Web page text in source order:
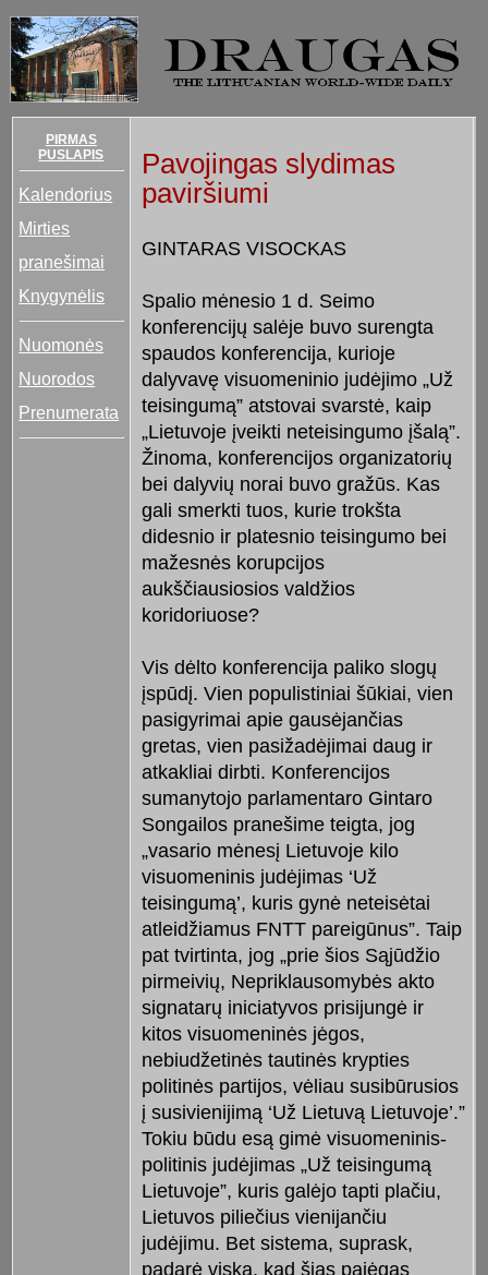
PIRMAS
PUSLAPIS
Kalendorius
Mirties
pranešimai
Knygynėlis
Nuomonės
Nuorodos
Prenumerata
Pavojingas slydimas
paviršiumi
GINTARAS VISOCKAS
Spalio mėnesio 1 d. Seimo
konferencijų salėje buvo surengta
spaudos konferencija, kurioje
dalyvavę visuomeninio judėjimo „Už
teisingumą” atstovai svarstė, kaip
„Lietuvoje įveikti neteisingumo įšalą”.
Žinoma, konferencijos organizatorių
bei dalyvių norai buvo gražūs. Kas
gali smerkti tuos, kurie trokšta
didesnio ir platesnio teisingumo bei
mažesnės korupcijos
aukščiausiosios valdžios
koridoriuose?
Vis dėlto konferencija paliko slogų
įspūdį. Vien populistiniai šūkiai, vien
pasigyrimai apie gausėjančias
gretas, vien pasižadėjimai daug ir
atkakliai dirbti. Konferencijos
sumanytojo parlamentaro Gintaro
Songailos pranešime teigta, jog
„vasario mėnesį Lietuvoje kilo
visuomeninis judėjimas ‘Už
teisingumą’, kuris gynė neteisėtai
atleidžiamus FNTT pareigūnus”. Taip
pat tvirtinta, jog „prie šios Sąjūdžio
pirmeivių, Nepriklausomybės akto
signatarų iniciatyvos prisijungė ir
kitos visuomeninės jėgos,
nebiudžetinės tautinės krypties
politinės partijos, vėliau susibūrusios
į susivienijimą ‘Už Lietuvą Lietuvoje’.”
Tokiu būdu esą gimė visuomeninis-
politinis judėjimas „Už teisingumą
Lietuvoje”, kuris galėjo tapti plačiu,
Lietuvos piliečius vienijančiu
judėjimu. Bet sistema, suprask,
padarė viską, kad šias pajėgas